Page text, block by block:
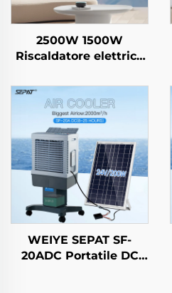
2500W 1500W
Riscaldatore elettrico
Sospeso in fibra di
carbonio cristallina
Riscaldamento
intelligente
telecomandato IP44
WEIYE SEPAT SF-
20ADC Portatile DC